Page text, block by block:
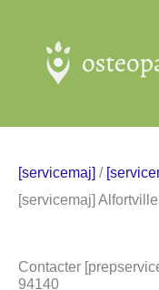
contenu
[servicemaj] /
[servicemaj] Alfortville
Contacter
94140